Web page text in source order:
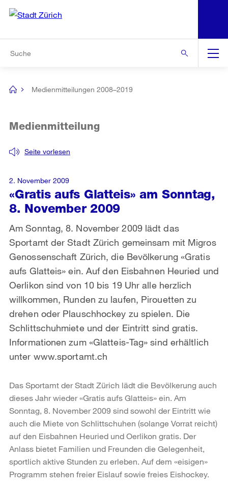
Navigation
[no
Medienmitteilungen 2008–2019
«Gratis aufs Glatteis» am Sonntag,
8. November 2009
Seite vorlesen
Medienmitteilung
Am Sonntag, 8. November 2009 lädt das
Sportamt der Stadt Zürich gemeinsam mit Migros
Genossenschaft Zürich, die Bevölkerung «Gratis
aufs Glatteis» ein. Auf den Eisbahnen Heuried und
Oerlikon sind von 10 bis 19 Uhr alle herzlich
willkommen, Runden zu laufen, Pirouetten zu
drehen oder Plauschhockey zu spielen. Die
Schlittschuhmiete und der Eintritt sind gratis.
Informationen zum «Glatteis-Tag» sind erhältlich
unter www.sportamt.ch
2. November 2009
Das Sportamt der Stadt Zürich lädt die Bevölkerung auch
dieses Jahr wieder «Gratis aufs Glatteis» ein. Am
Sonntag, 8. November 2009 sind sowohl der Eintritt wie
auch die Miete von Schlittschuhen (solange Vorrat reicht)
auf den Eisbahnen Heuried und Oerlikon gratis. Der
Anlass bietet Familien und Freunden die Gelegenheit,
sportlich aktive Stunden zu erleben. Auf dem «eisigen»
Programm stehen freier Eislauf sowie freies Eishockey.